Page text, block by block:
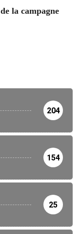
la campagne
204
154
25